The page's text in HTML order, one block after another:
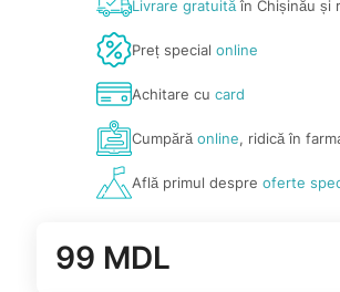
Livrare gratuităîn Chișinău și
Preț special online
Achitare cu card
Cumpărăonline, ridică în
Află primul despre oferte
99 MDL